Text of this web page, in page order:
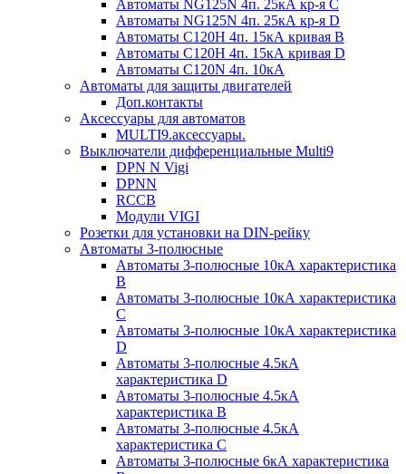
Автоматы NG125N 4п. 25кА кр-я C
Автоматы NG125N 4п. 25кА кр-я D
Автоматы С120H 4п. 15кА кривая B
Автоматы С120H 4п. 15кА кривая D
Автоматы С120N 4п. 10кА
Автоматы для защиты двигателей
Доп.контакты
Аксессуары для автоматов
MULTI9.аксессуары.
Выключатели дифференциальные Multi9
DPN N Vigi
DPNN
RCCB
Модули VIGI
Розетки для установки на DIN-рейку
Автоматы 3-полюсные
Автоматы 3-полюсные 10кА характеристика
B
Автоматы 3-полюсные 10кА характеристика
C
Автоматы 3-полюсные 10кА характеристика
D
Автоматы 3-полюсные 4.5кА
характеристика D
Автоматы 3-полюсные 4.5кА
характеристика В
Автоматы 3-полюсные 4.5кА
характеристика С
Автоматы 3-полюсные 6кА характеристика